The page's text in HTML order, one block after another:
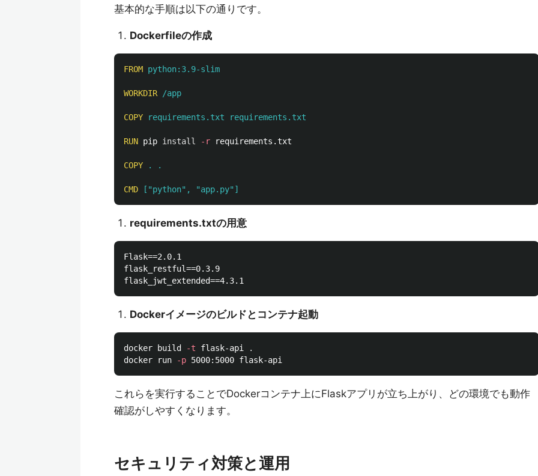
基本的な手順は以下の通りです。
Dockerfileの作成
FROM python:3.9-slim
WORKDIR /app
COPY requirements.txt requirements.txt
RUN pip install -r requirements.txt
COPY . .
CMD ["python", "app.py"]
requirements.txtの用意
Flask==2.0.1
flask_restful==0.3.9
Dockerイメージのビルドとコンテナ起動
docker build -t flask-api
.
docker run
-p
これらを実行することでDockerコンテナ上にFlaskアプリが立ち上がり、どの環境でも動作
確認がしやすくなります。
セキュリティ対策と運用